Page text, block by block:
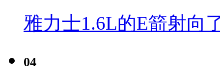
雅力士1.6L的E箭射向
04